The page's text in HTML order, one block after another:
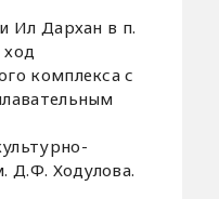
Ил Дархан в п.
комплекса с
Д.Ф. Ходулова.